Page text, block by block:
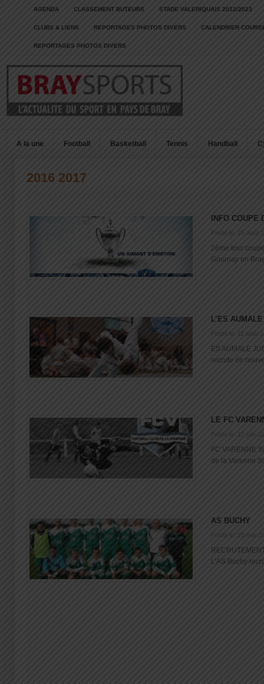
AGENDA CLASSEMENT BUTEURS STADE VALERIQUAIS 2022/2023
CLUBS & LIENS REPORTAGES PHOTOS DIVERS CALENDRIER
REPORTAGES PHOTOS DIVERS
A la une Football Basketball Tennis Handball
2016 2017
INFO COUPE
Posté le: 25 août
2ème tour
Gournay en
L’ES
Posté le: 11 août
ES AUMALE
recrute de
LE FC
Posté le: 12 juin
FC VARENNE
de la Varenne
AS BUCHY
Posté le: 25 mai
L’AS Buchy